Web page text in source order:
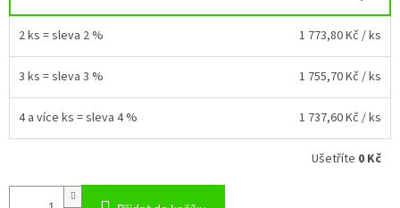
2 ks = sleva 2 % 1 773,80 Kč / ks
3 ks = sleva 3 % 1 755,70 Kč / ks
4 a více ks = sleva 4 % 1 737,60 Kč / ks
Ušetříte 0 Kč